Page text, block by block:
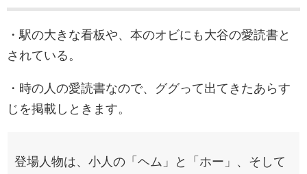
・駅の大きな看板や、本のオビにも大谷の愛読書と
されている。
・時の人の愛読書なので、ググって出てきたあらす
じを掲載しときます。
登場人物は、小人の「ヘム」と「ホー」、そして